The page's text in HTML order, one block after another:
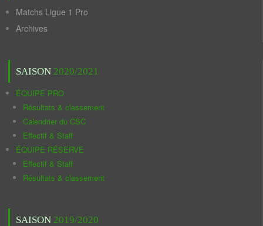
Matchs Ligue 1 Pro
Archives
SAISON 2020/2021
ÉQUIPE PRO
Résultats & classement
Calendrier du CSC
Effectif & Staff
ÉQUIPE RÉSERVE
Effectif & Staff
Résultats & classement
SAISON 2019/2020